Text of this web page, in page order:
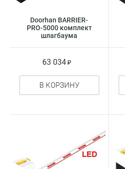
Doorhan BARRIER-
PRO-5000 комплект
шлагбаума
63 034
В КОРЗИНУ